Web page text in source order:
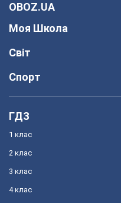
OBOZ.UA
Моя Школа
Світ
Спорт
ГДЗ
1 клас
2 клас
3 клас
4 клас